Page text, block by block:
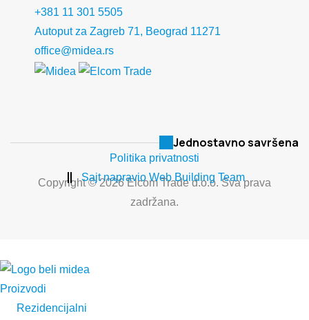
+381 11 301 5505
Autoput za Zagreb 71, Beograd 11271
office@midea.rs
Jednostavno savršena
Copyright © 2026 Elcom Trade d.o.o. Sva prava
zadržana.
Politika privatnosti
Sajt napravio Web Building Team
Proizvodi
Rezidencijalni